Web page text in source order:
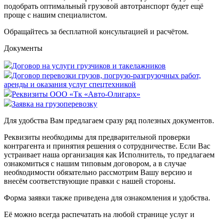
подобрать оптимальный грузовой автотранспорт будет ещё
проще с нашим специалистом.
Обращайтесь за бесплатной консультацией и расчётом.
Документы
Договор на услуги грузчиков и такелажников
Договор перевозки грузов, погрузо-разгрузочных работ,
аренды и оказания услуг спецтехникой
Реквизиты ООО «Тк «Авто-Олигарх»
Заявка на грузоперевозку
Для удобства Вам предлагаем сразу ряд полезных документов.
Реквизиты необходимы для предварительной проверки
контрагента и принятия решения о сотрудничестве. Если Вас
устраивает наша организация как Исполнитель, то предлагаем
ознакомиться с нашим типовым договором, а в случае
необходимости обязательно рассмотрим Вашу версию и
внесём соответствующие правки с нашей стороны.
Форма заявки также приведена для ознакомления и удобства.
Её можно всегда распечатать на любой странице услуг и